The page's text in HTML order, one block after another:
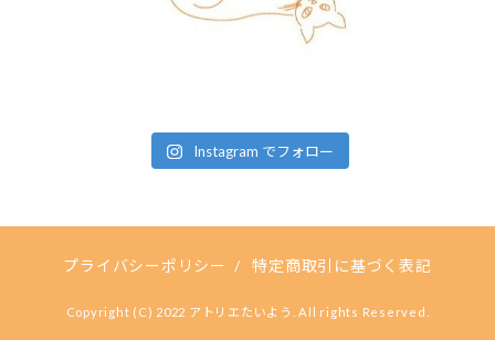
Instagram でフォロー
プライバシーポリシー / 特定商取引に基づく表記
Copyright (C) 2022 アトリエたいよう. All rights Reserved.